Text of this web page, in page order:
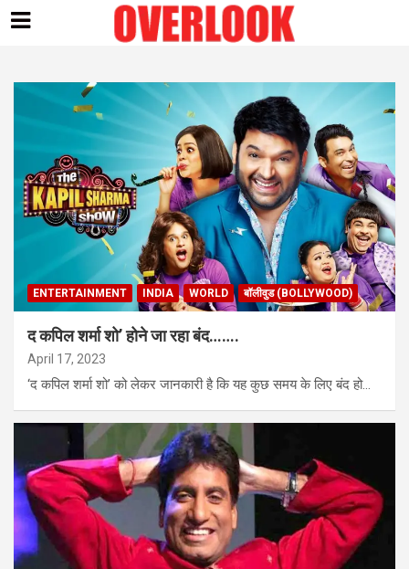
ENTERTAINMENT INDIA WORLD बॉलीवुड (BOLLYWOOD)
द कपिल शर्मा शो’ होने जा रहा बंद…….
April 17, 2023
‘द कपिल शर्मा शो’ को लेकर जानकारी है कि यह कुछ समय के लिए बंद हो…